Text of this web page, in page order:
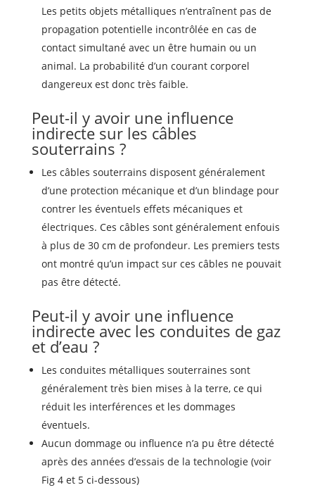
Les petits objets métalliques n’entraînent pas de
propagation potentielle incontrôlée en cas de
contact simultané avec un être humain ou un
animal. La probabilité d’un courant corporel
dangereux est donc très faible.
Peut-il y avoir une influence
indirecte sur les câbles
souterrains ?
Les câbles souterrains disposent généralement
d’une protection mécanique et d’un blindage pour
contrer les éventuels effets mécaniques et
électriques. Ces câbles sont généralement enfouis
à plus de 30 cm de profondeur. Les premiers tests
ont montré qu’un impact sur ces câbles ne pouvait
pas être détecté.
Peut-il y avoir une influence
indirecte avec les conduites de gaz
et d’eau ?
Les conduites métalliques souterraines sont
généralement très bien mises à la terre, ce qui
réduit les interférences et les dommages
éventuels.
Aucun dommage ou influence n’a pu être détecté
après des années d’essais de la technologie (voir
Fig 4 et 5 ci-dessous)